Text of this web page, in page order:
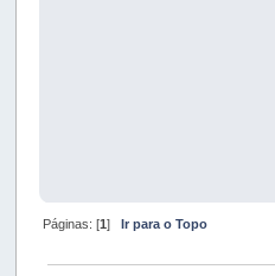
Páginas: [1] Ir para o Topo